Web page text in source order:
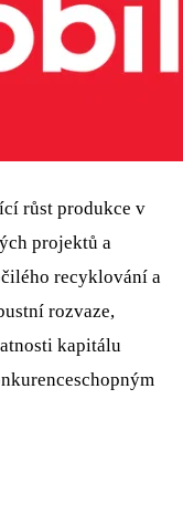
růst produkce v
projektů a
recyklování a
rozvaze,
kapitálu